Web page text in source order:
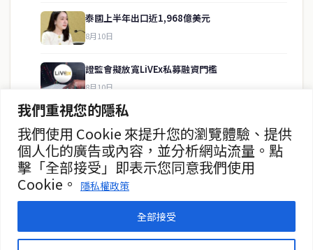
我們重視您的隱私
我們使用 Cookie 來提升您的瀏覽體驗、提供
個人化的廣告或內容，並分析網站流量。點
擊「全部接受」即表示您同意我們使用
Cookie。
隱私權政策
全部接受
泰國上半年出口近1,968億美元
8月10日
證監會擬放寬LiVEx私募融資門檻
8月10日
美諾國際上半年淨利39.57億銖
8月10日
ADB淨利暴增867% 決議免費配發ADB-W1
8月9日
房地產
聯絡資訊
歡迎來信洽詢合作事宜
或提供新聞線索
service@thaichinesenews.com